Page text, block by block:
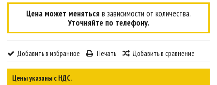
Цена может меняться в зависимости от количества.
Уточняйте по телефону.
Добавить в избранное Печать Добавить в сравнение
Цены указаны с НДС.